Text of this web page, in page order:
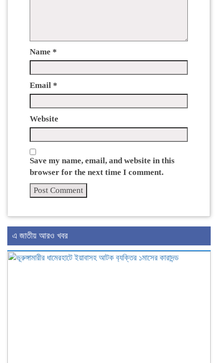
Name *
Email *
Website
Save my name, email, and website in this
browser for the next time I comment.
এ জাতীয় আরও খবর